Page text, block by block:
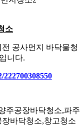
소
공사먼지 바닥물청
니다.
주공장바닥청소,파주
바닥청소,창고청소